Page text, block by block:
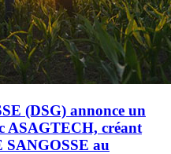
(DSG) annonce un
ASAGTECH, créant
SANGOSSE au